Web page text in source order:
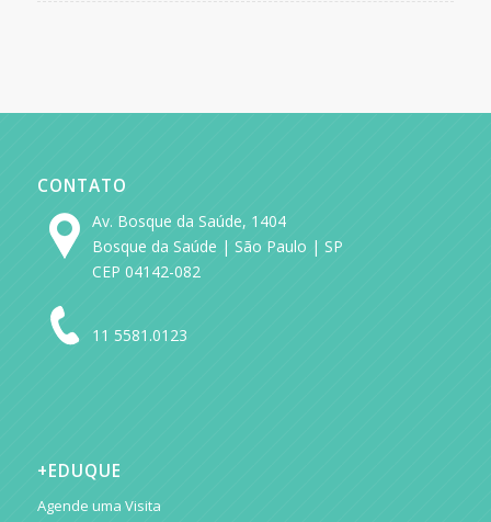
CONTATO
Av. Bosque da Saúde, 1404
Bosque da Saúde | São Paulo | SP
CEP 04142-082
11 5581.0123
+EDUQUE
Agende uma Visita